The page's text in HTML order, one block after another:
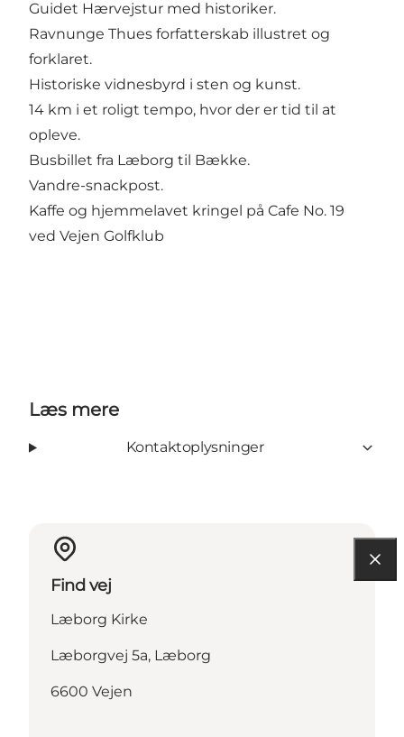
Guidet Hærvejstur med historiker.
Ravnunge Thues forfatterskab illustret og
forklaret.
Historiske vidnesbyrd i sten og kunst.
14 km i et roligt tempo, hvor der er tid til at
opleve.
Busbillet fra Læborg til Bække.
Vandre-snackpost.
Kaffe og hjemmelavet kringel på Cafe No. 19
ved Vejen Golfklub
Læs mere
Kontaktoplysninger
Find vej
Læborg Kirke
Læborgvej 5a, Læborg
6600 Vejen